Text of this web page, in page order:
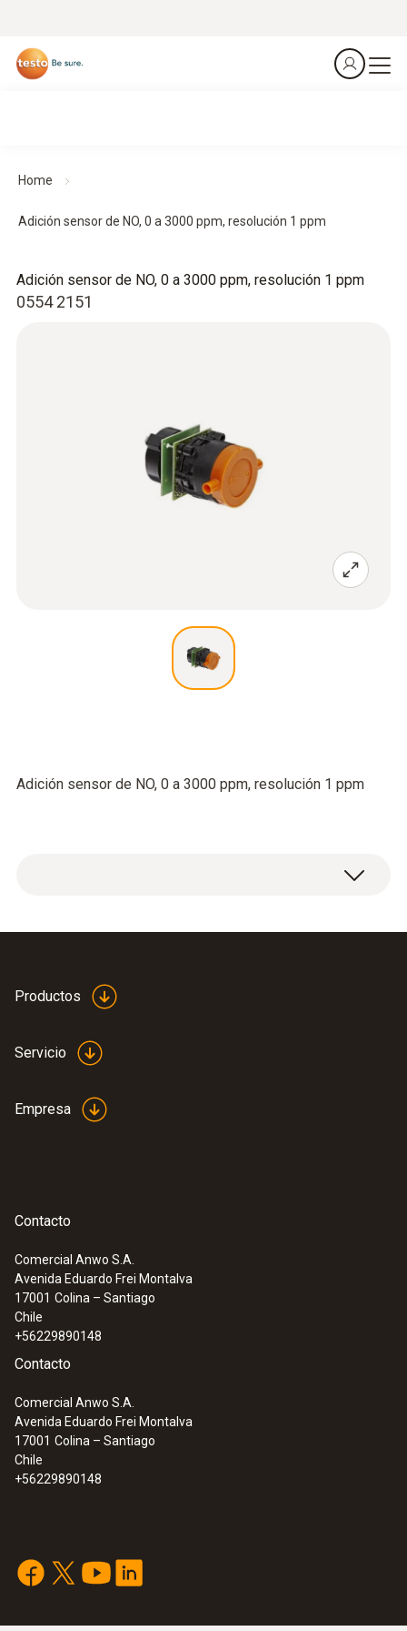
Home
Adición sensor de NO, 0 a 3000 ppm, resolución 1 ppm
0554 2151
Adición sensor de NO, 0 a 3000 ppm, resolución 1 ppm
Adición sensor de NO, 0 a 3000 ppm, resolución 1 ppm
:0563 3372 71
Analizador de PdC's testo 330-2 LL (O2
y COH2) incl. Bluetoo...
Productos
Servicio
Empresa
Contacto
Comercial Anwo S.A.
Avenida Eduardo Frei Montalva
17001 Colina – Santiago
Chile
+56229890148
Contacto
Comercial Anwo S.A.
Avenida Eduardo Frei Montalva
17001 Colina – Santiago
Chile
+56229890148